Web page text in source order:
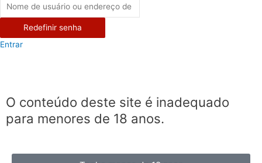
Redefinir senha
Entrar
O conteúdo deste site é inadequado
para menores de 18 anos.